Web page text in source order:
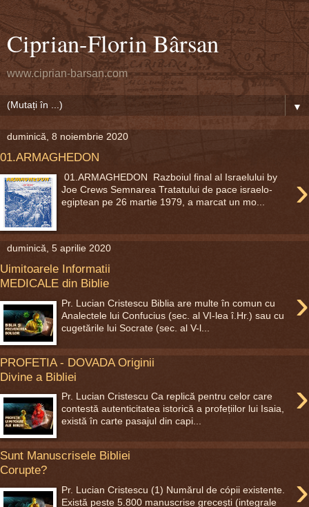
Ciprian-Florin Bârsan
www.ciprian-barsan.com
▼
duminică, 8 noiembrie 2020
01.ARMAGHEDON
›
01.ARMAGHEDON Razboiul final al Israelului by
Joe Crews Semnarea Tratatului de pace israelo-
egiptean pe 26 martie 1979, a marcat un mo...
duminică, 5 aprilie 2020
Uimitoarele Informatii
MEDICALE din Biblie
›
Pr. Lucian Cristescu Biblia are multe în comun cu
Analectele lui Confucius (sec. al VI-lea î.Hr.) sau cu
cugetările lui Socrate (sec. al V-l...
PROFETIA - DOVADA Originii
Divine a Bibliei
›
Pr. Lucian Cristescu Ca replică pentru celor care
contestă autenticitatea istorică a profețiilor lui Isaia,
există în carte pasajul din capi...
Sunt Manuscrisele Bibliei
Corupte?
›
Pr. Lucian Cristescu (1) Numărul de cópii existente.
Există peste 5.800 manuscrise grecești (integrale